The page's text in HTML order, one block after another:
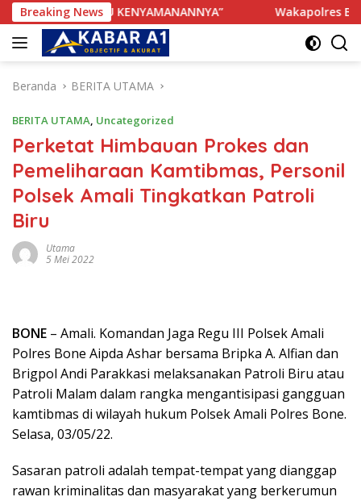
Langsung
ke
konten
Breaking News
KENYAMANANNYA” Wakapolres Bone
Beranda BERITA UTAMA
BERITA UTAMA, Uncategorized
Perketat Himbauan Prokes dan
Pemeliharaan Kamtibmas, Personil
Polsek Amali Tingkatkan Patroli
Biru
Utama
5 Mei 2022
BONE – Amali. Komandan Jaga Regu III Polsek Amali
Polres Bone Aipda Ashar bersama Bripka A. Alfian dan
Brigpol Andi Parakkasi melaksanakan Patroli Biru atau
Patroli Malam dalam rangka mengantisipasi gangguan
kamtibmas di wilayah hukum Polsek Amali Polres Bone.
Selasa, 03/05/22.
Sasaran patroli adalah tempat-tempat yang dianggap
rawan kriminalitas dan masyarakat yang berkerumun